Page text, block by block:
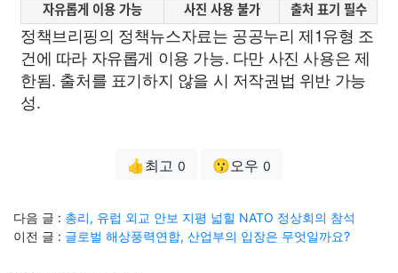
자유롭게 이용 가능
사진 사용 불가 출처 표기 필수
정책브리핑의 정책뉴스자료는 공공누리 제1유형 조
건에 따라 자유롭게 이용 가능. 다만 사진 사용은 제
한됨. 출처를 표기하지 않을 시 저작권법 위반 가능
성.
👍최고 0 😗오우 0
다음 글 : 총리, 유럽 외교 안보 지평 넓힐 NATO 정상회의 참석
이전 글 : 글로벌 해상풍력연합, 산업부의 입장은 무엇일까요?